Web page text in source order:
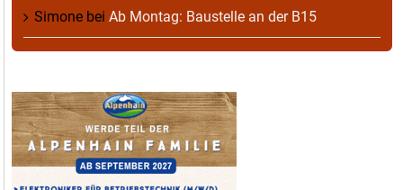
Simone bei Ab Montag: Baustelle an der B15